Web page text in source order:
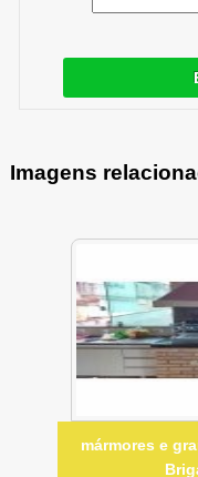
Imagens
mármores e